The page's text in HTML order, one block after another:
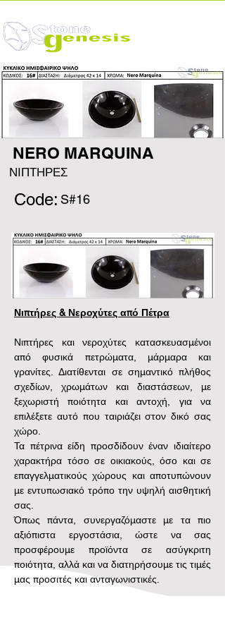
NERO MARQUINA
ΝΙΠΤΗΡΕΣ
Code: S#16
Νιπτήρες & Νεροχύτες από Πέτρα
Νιπτήρες και νεροχύτες κατασκευασμένοι
από φυσικά πετρώματα, μάρμαρα και
γρανίτες. Διατίθενται σε σημαντικό πλήθος
σχεδίων, χρωμάτων και διαστάσεων, με
ξεχωριστή ποιότητα και αντοχή, για να
επιλέξετε αυτό που ταιριάζει στον δικό σας
χώρο.
Τα πέτρινα είδη προσδίδουν έναν ιδιαίτερο
χαρακτήρα τόσο σε οικιακούς, όσο και σε
επαγγελματικούς χώρους και αποτυπώνουν
με εντυπωσιακό τρόπο την υψηλή αισθητική
σας.
Όπως πάντα, συνεργαζόμαστε με τα πιο
αξιόπιστα εργοστάσια, ώστε να σας
προσφέρουμε προϊόντα σε ασύγκριτη
ποιότητα, αλλά και να διατηρήσουμε τις τιμές
μας προσιτές και ανταγωνιστικές.